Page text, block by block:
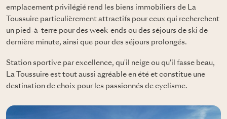
emplacement privilégié rend les biens immobiliers de La
Toussuire particulièrement attractifs pour ceux qui recherchent
un pied-à-terre pour des week-ends ou des séjours de ski de
dernière minute, ainsi que pour des séjours prolongés.
Station sportive par excellence, qu'il neige ou qu'il fasse beau,
La Toussuire est tout aussi agréable en été et constitue une
destination de choix pour les passionnés de cyclisme.